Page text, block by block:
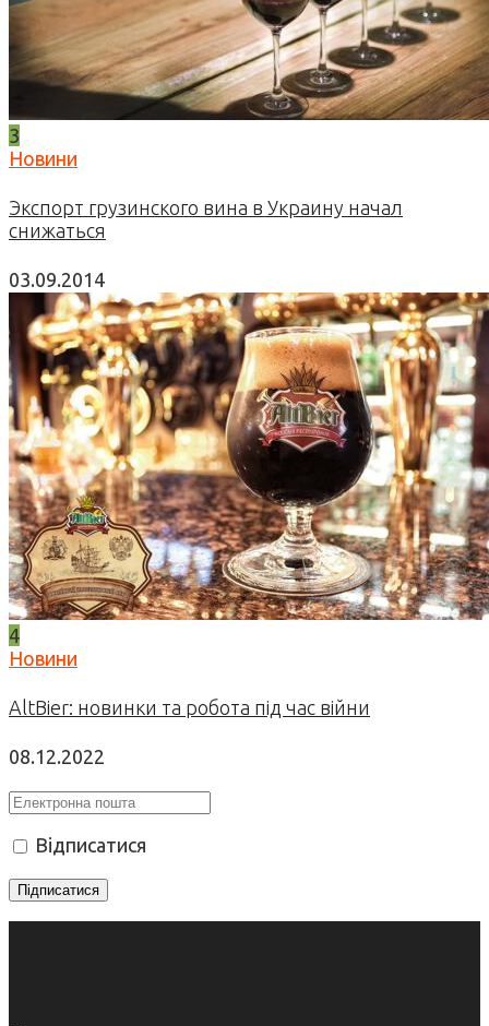
3
Новини
Экспорт грузинского вина в Украину начал
снижаться
03.09.2014
4
Новини
AltBier: новинки та робота під час війни
08.12.2022
Відписатися